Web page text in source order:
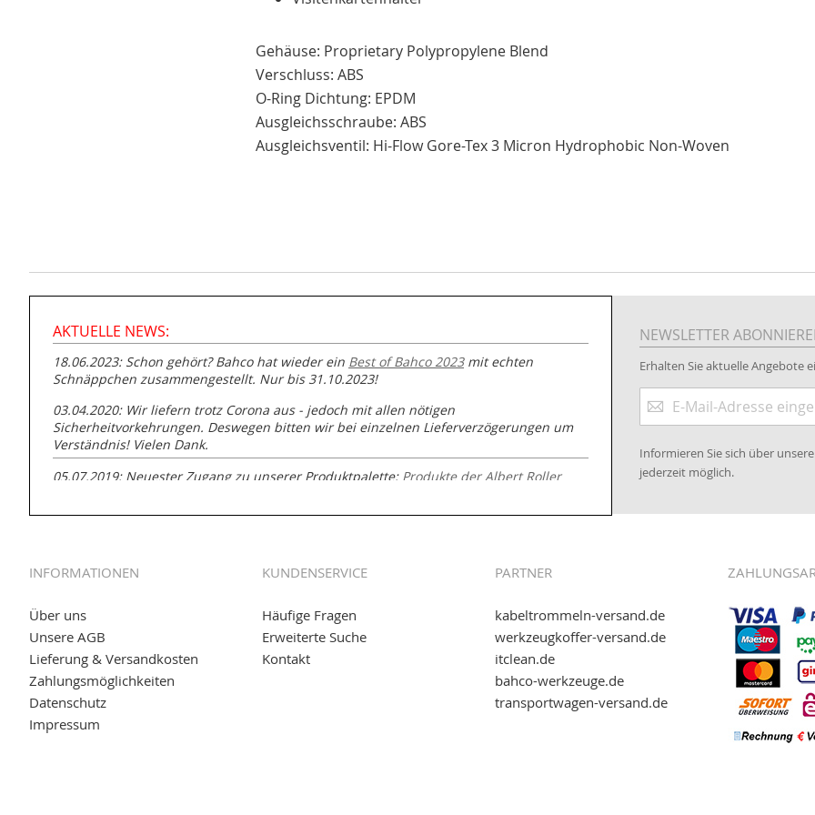
Gehäuse: Proprietary Polypropylene Blend
Verschluss: ABS
O-Ring Dichtung: EPDM
Ausgleichsschraube: ABS
Ausgleichsventil: Hi-Flow Gore-Tex 3 Micron Hydrophobic Non-Woven
AKTUELLE NEWS:
18.06.2023: Schon gehört? Bahco hat wieder ein Best of Bahco 2023mit echten
Schnäppchen zusammengestellt. Nur bis 31.10.2023!
03.04.2020: Wir liefern trotz Corona aus - jedoch mit allen nötigen
Sicherheitvorkehrungen. Deswegen bitten wir bei einzelnen Lieferverzögerungen um
Verständnis! Vielen Dank.
05.07.2019: Neuester Zugang zu unserer Produktpalette: Produkte der Albert Roller
04.11.2018: Überarbeitung der Corporate Identity (CI)
- Zahlung per paydirekt
16.01.2017:
- Visa & MasterCard (inkl. Maestro)
12.01.2017:
05.09.2016: NEUE Topseller bei
11.08.2016: Gerade entsteht unser "neuer" Partnershop
NEWSLETTER
Erhalten Sie aktuelle Angebote
zum
Informieren Sie sich über
jederzeit möglich.
INFORMATIONEN
Über uns
Unsere AGB
Lieferung & Versandkosten
Zahlungsmöglichkeiten
Datenschutz
Impressum
KUNDENSERVICE
Häufige Fragen
Erweiterte Suche
Kontakt
PARTNER
kabeltrommeln-versand.de
werkzeugkoffer-versand.de
itclean.de
bahco-werkzeuge.de
transportwagen-versand.de